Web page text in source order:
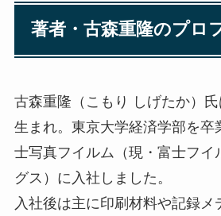
著者・古森重隆のプロ
古森重隆（こもり しげたか）
生まれ。東京大学経済学部を卒
士写真フイルム（現・富士フイ
グス）に入社しました。
入社後は主に印刷材料や記録メ